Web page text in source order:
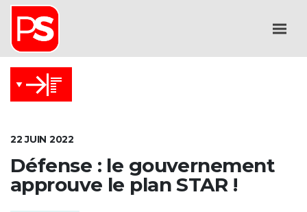
22 JUIN 2022
Défense : le gouvernement
approuve le plan STAR !